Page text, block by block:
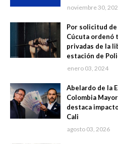
noviembre 30,
Por solicitud de
Cúcuta ordenó
privadas de la
estación de
enero 03, 2024
Abelardo de la
Colombia
destaca
Cali
agosto 03, 2026